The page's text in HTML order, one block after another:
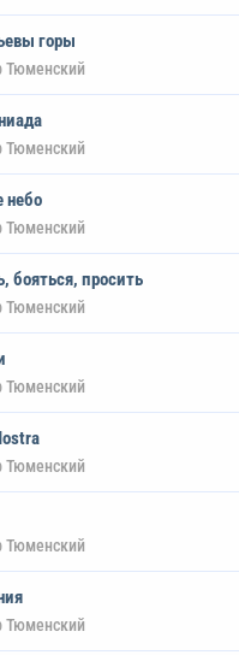
горы
Тюменский
Тюменский
небо
Тюменский
бояться, просить
Тюменский
Тюменский
Тюменский
Тюменский
Тюменский